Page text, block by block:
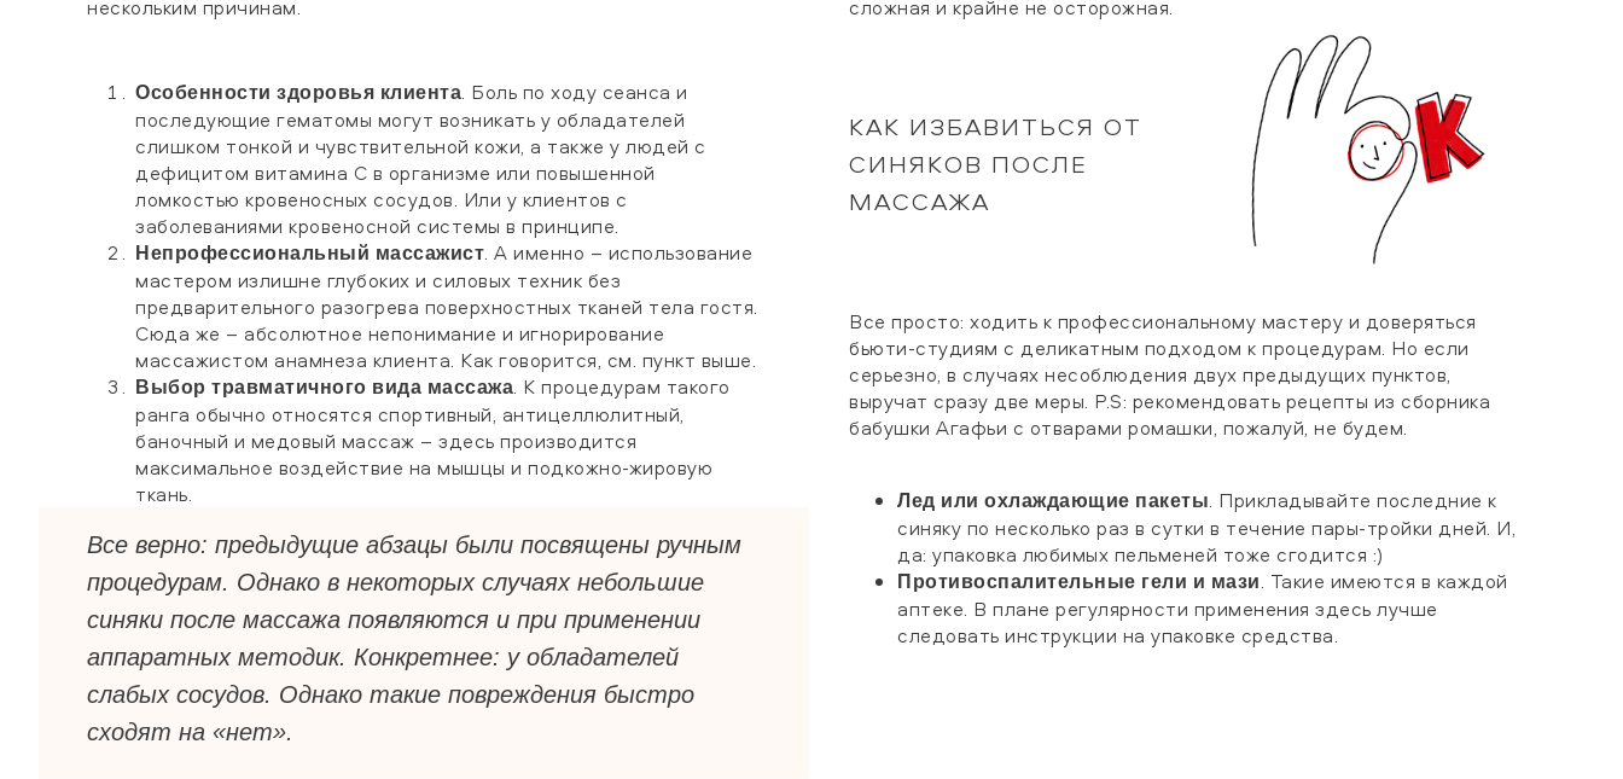
КАК ИЗБАВИТЬСЯ ОТ
СИНЯКОВ ПОСЛЕ
МАССАЖА
нескольким причинам.
Все верно: предыдущие абзацы были посвящены ручным
процедурам. Однако в некоторых случаях небольшие
синяки после массажа появляются и при применении
аппаратных методик. Конкретнее: у обладателей
слабых сосудов. Однако такие повреждения быстро
сходят на «нет».
Все просто: ходить к профессиональному мастеру и доверяться
бьюти-студиям с деликатным подходом к процедурам. Но если
серьезно, в случаях несоблюдения двух предыдущих пунктов,
выручат сразу две меры. P.S: рекомендовать рецепты из сборника
бабушки Агафьи с отварами ромашки, пожалуй, не будем.
Лед или охлаждающие пакеты. Прикладывайте последние к
синяку по несколько раз в сутки в течение пары-тройки дней. И,
да: упаковка любимых пельменей тоже сгодится :)
Противоспалительные гели и мази. Такие имеются в каждой
аптеке. В плане регулярности применения здесь лучше
следовать инструкции на упаковке средства.
сложная и крайне не осторожная.
Особенности здоровья клиента. Боль по ходу сеанса и
последующие гематомы могут возникать у обладателей
слишком тонкой и чувствительной кожи, а также у людей с
дефицитом витамина C в организме или повышенной
ломкостью кровеносных сосудов. Или у клиентов с
заболеваниями кровеносной системы в принципе.
Непрофессиональный массажист. А именно – использование
мастером излишне глубоких и силовых техник без
предварительного разогрева поверхностных тканей тела гостя.
Сюда же – абсолютное непонимание и игнорирование
массажистом анамнеза клиента. Как говорится, см. пункт выше.
Выбор травматичного вида массажа. К процедурам такого
ранга обычно относятся спортивный, антицеллюлитный,
баночный и медовый массаж – здесь производится
максимальное воздействие на мышцы и подкожно-жировую
ткань.